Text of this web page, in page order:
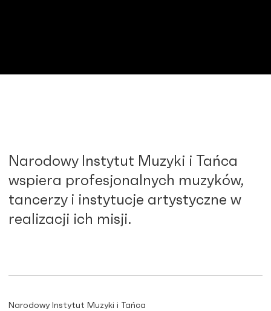
Narodowy Instytut Muzyki i Tańca
wspiera profesjonalnych muzyków,
tancerzy i instytucje artystyczne w
realizacji ich misji.
Narodowy Instytut Muzyki i Tańca